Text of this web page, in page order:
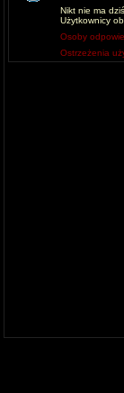
Nikt nie ma
Użytkownicy
Osoby
Ostrzeżenia